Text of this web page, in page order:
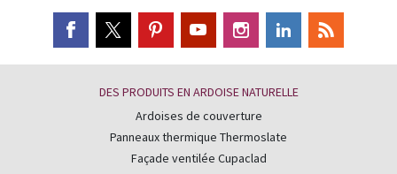
DES PRODUITS EN ARDOISE NATURELLE
Ardoises de couverture
Panneaux thermique Thermoslate
Façade ventilée Cupaclad